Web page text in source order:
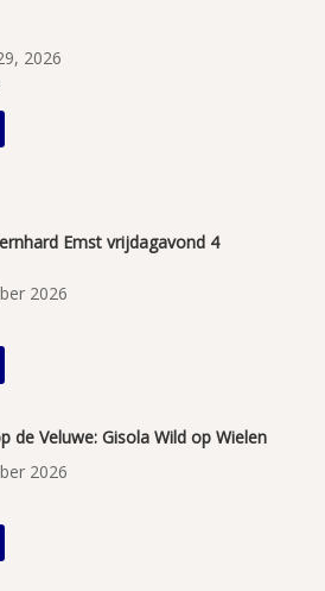
2026
Emst vrijdagavond 4
2026
de Veluwe: Gisola Wild op Wielen
2026